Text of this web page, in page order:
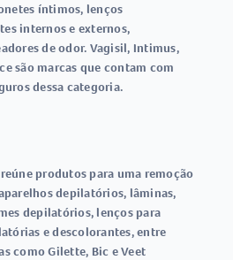
íntimos, lenços
internos e externos,
de odor. Vagisil, Intimus,
são marcas que contam com
dessa categoria.
produtos para uma remoção
depilatórios, lâminas,
depilatórios, lenços para
e descolorantes, entre
como Gilette, Bic e Veet